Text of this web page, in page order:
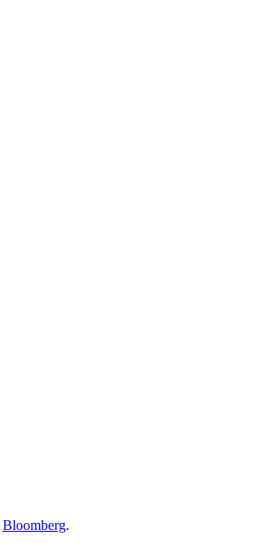
Bloomberg.